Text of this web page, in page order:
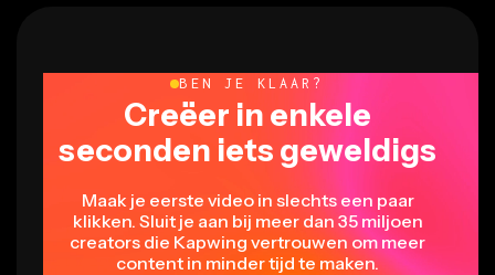
BEN JE KLAAR?
Creëer in enkele
seconden iets geweldigs
Maak je eerste video in slechts een paar
klikken. Sluit je aan bij meer dan 35 miljoen
creators die Kapwing vertrouwen om meer
content in minder tijd te maken.